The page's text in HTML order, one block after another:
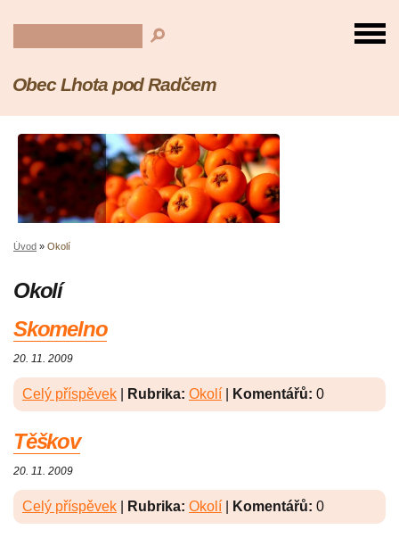
Obec Lhota pod Radčem
Úvod » Okolí
Okolí
Skomelno
20. 11. 2009
Celý příspěvek Rubrika: Okolí Komentářů: 0
Těškov
20. 11. 2009
Celý příspěvek Rubrika: Okolí Komentářů: 0